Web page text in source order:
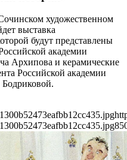
художественном
выставка
будут представлены
академии
Архипова и керамические
Российской академии